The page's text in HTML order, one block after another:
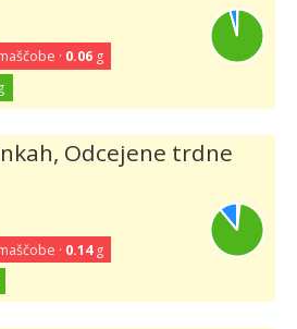
· 0.06g
g
Odcejene trdne
· 0.14g